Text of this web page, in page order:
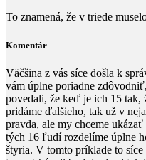
To znamená, že v triede
Komentár
Väčšina z vás síce došla k
vám úplne poriadne
povedali, že keď je ich 15 tak,
pridáme ďalšieho, tak už v
pravda, ale my chceme
tých 16 ľudí rozdelíme úplne
štyria. V tomto príklade to síce